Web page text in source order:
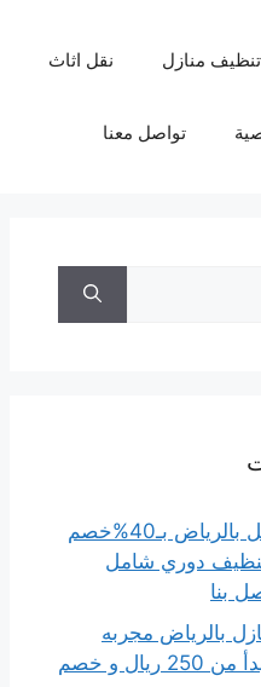
تنظيف منازل نقل اثاث
تواصل معنا
شركة تنظيف فلل بالرياض بـ40%خصم
دوري شامل
بنا
بالرياض مجربه
باسعار رخيصه تبدأ من 250 ريال و خصم